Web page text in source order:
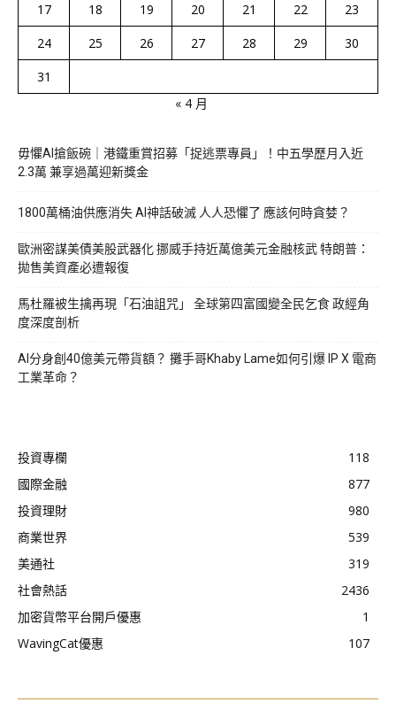
17
18 19 20 21 22
23
24
25 26 27 28 29
30
31
« 4 月
毋懼AI搶飯碗｜港鐵重賞招募「捉逃票專員」！中五學歷月入近
2.3萬 兼享過萬迎新獎金
1800萬桶油供應消失 AI神話破滅 人人恐懼了 應該何時貪婪？
歐洲密謀美債美股武器化 挪威手持近萬億美元金融核武 特朗普：
拋售美資產必遭報復
馬杜羅被生擒再現「石油詛咒」 全球第四富國變全民乞食 政經角
度深度剖析
AI分身創40億美元帶貨額？ 攤手哥Khaby Lame如何引爆 IP X 電商
工業革命？
投資專欄
118
國際金融
877
投資理財
980
商業世界
539
美通社
319
社會熱話
2436
加密貨幣平台開戶優惠
1
WavingCat優惠
107